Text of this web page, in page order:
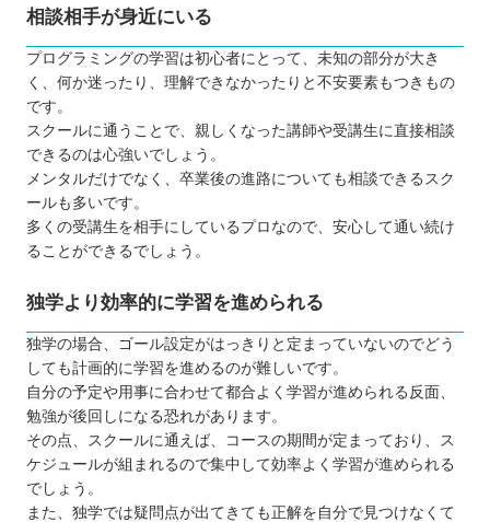
相談相手が身近にいる
プログラミングの学習は初心者にとって、未知の部分が大き
く、何か迷ったり、理解できなかったりと不安要素もつきもの
です。
スクールに通うことで、親しくなった講師や受講生に直接相談
できるのは心強いでしょう。
メンタルだけでなく、卒業後の進路についても相談できるスク
ールも多いです。
多くの受講生を相手にしているプロなので、安心して通い続け
ることができるでしょう。
独学より効率的に学習を進められる
独学の場合、ゴール設定がはっきりと定まっていないのでどう
しても計画的に学習を進めるのが難しいです。
自分の予定や用事に合わせて都合よく学習が進められる反面、
勉強が後回しになる恐れがあります。
その点、スクールに通えば、コースの期間が定まっており、ス
ケジュールが組まれるので集中して効率よく学習が進められる
でしょう。
また、独学では疑問点が出てきても正解を自分で見つけなくて